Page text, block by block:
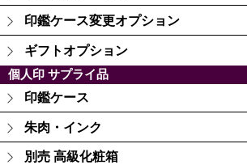
印鑑ケース変更オプション
ギフトオプション
個人印 サプライ品
印鑑ケース
朱肉・インク
別売 高級化粧箱